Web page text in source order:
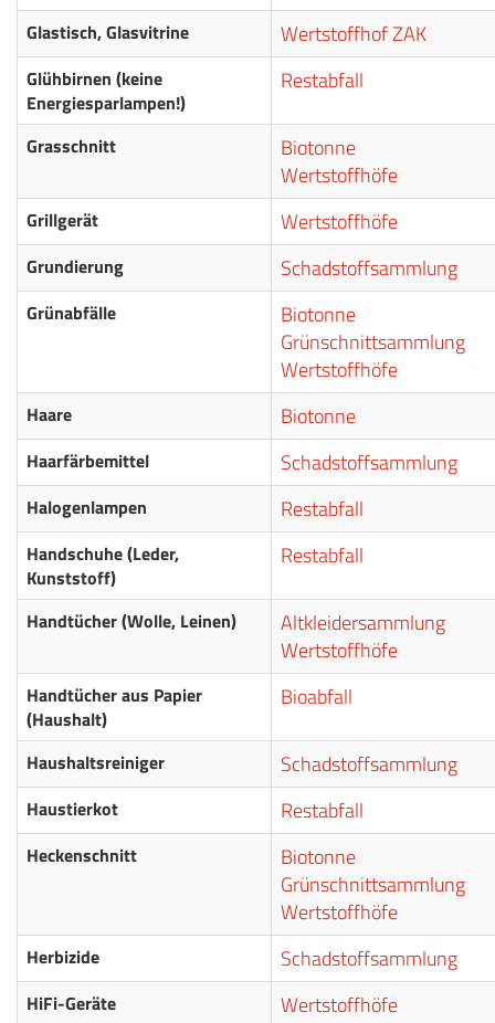
Glastisch, Glasvitrine Wertstoffhof ZAK
Glühbirnen (keine
Energiesparlampen!)
Restabfall
Grasschnitt
Biotonne
Wertstoffhöfe
Grillgerät Wertstoffhöfe
Grundierung Schadstoffsammlung
Grünabfälle
Biotonne
Grünschnittsammlung
Wertstoffhöfe
Haare Biotonne
Haarfärbemittel Schadstoffsammlung
Halogenlampen Restabfall
Handschuhe (Leder,
Kunststoff)
Restabfall
Handtücher (Wolle, Leinen)
Altkleidersammlung
Wertstoffhöfe
Handtücher aus Papier
(Haushalt)
Bioabfall
Haushaltsreiniger Schadstoffsammlung
Haustierkot Restabfall
Heckenschnitt
Biotonne
Grünschnittsammlung
Wertstoffhöfe
Herbizide Schadstoffsammlung
HiFi-Geräte Wertstoffhöfe